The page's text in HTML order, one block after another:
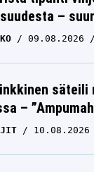
–
09.08.2026
säteili
–
10.08.2026